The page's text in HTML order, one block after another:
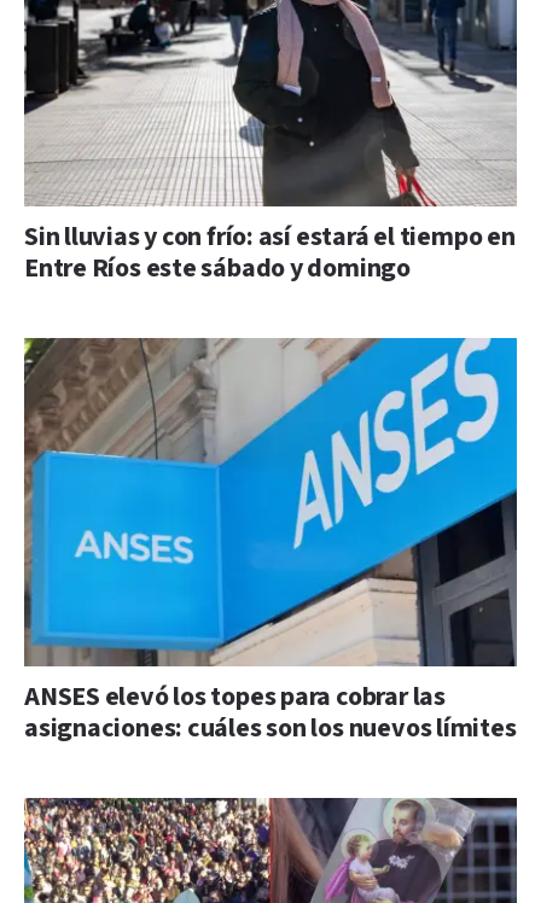
Sin lluvias y con frío: así estará el tiempo en
Entre Ríos este sábado y domingo
ANSES elevó los topes para cobrar las
asignaciones: cuáles son los nuevos límites